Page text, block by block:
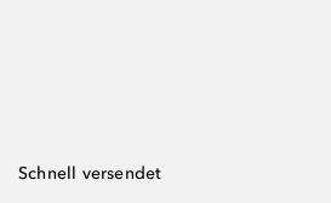
Schnell versendet